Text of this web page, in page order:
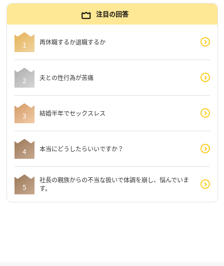
注目の回答
再休職するか退職するか
夫との性行為が苦痛
結婚半年でセックスレス
本当にどうしたらいいですか？
社長の親族からの不当な扱いで体調を崩し、悩んでいま
す。